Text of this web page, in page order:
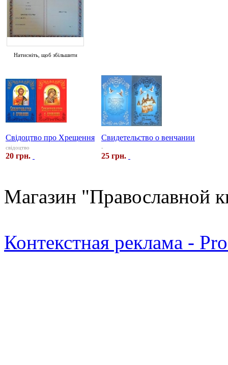
Натисніть, щоб збільшити
Свідоцтво про Хрещення
свідоцтво
20 грн.
Свидетельство о венчании
-
25 грн.
Магазин "Православной
Контекстная реклама -